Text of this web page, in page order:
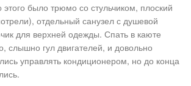
было трюмо со стульчиком, плоский
отдельный санузел с душевой
для верхней одежды. Спать в каюте
слышно гул двигателей, и довольно
управлять кондиционером, но до конца